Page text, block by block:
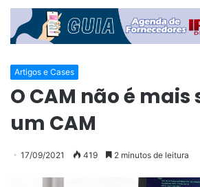
Artigos e Cases
O CAM não é
um CAM
17/09/2021 419 2 minutos de leitura